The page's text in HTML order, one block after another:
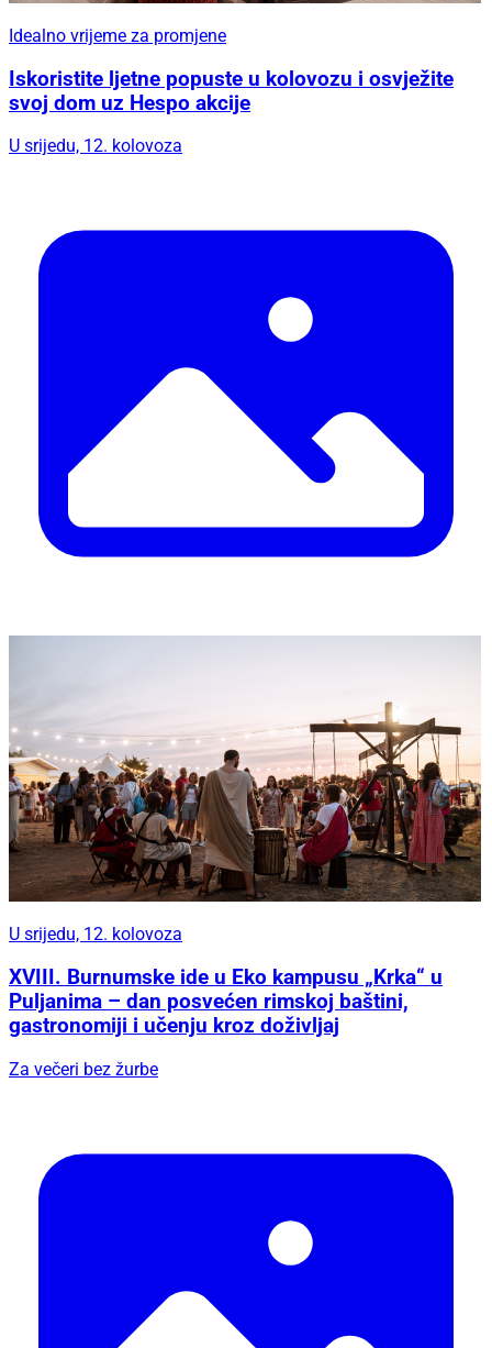
Idealno vrijeme za promjene
Iskoristite ljetne popuste u kolovozu i osvježite
svoj dom uz Hespo akcije
U srijedu, 12. kolovoza
U srijedu, 12. kolovoza
XVIII. Burnumske ide u Eko kampusu „Krka“ u
Puljanima – dan posvećen rimskoj baštini,
gastronomiji i učenju kroz doživljaj
Za večeri bez žurbe